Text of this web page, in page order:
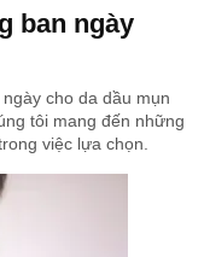
ban ngày
cho da dầu mụn
tôi mang đến những
việc lựa chọn.